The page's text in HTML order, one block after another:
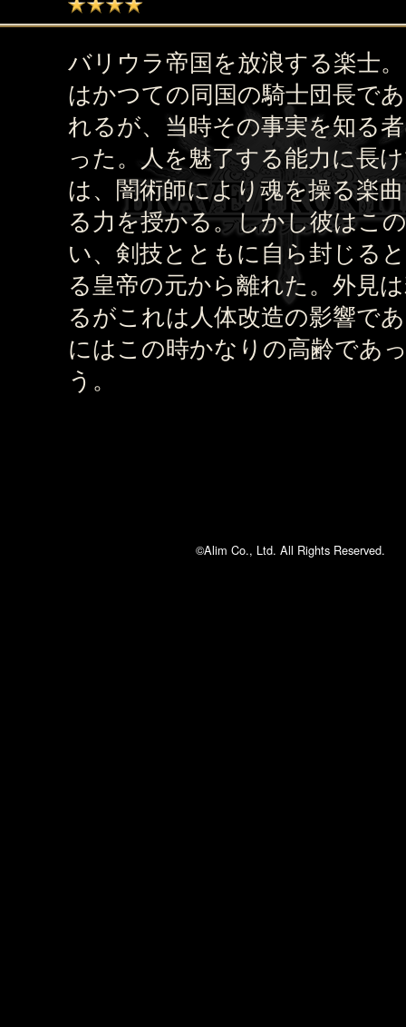
バリウラ帝国を放浪する楽士
はかつての同国の騎士団長で
れるが、当時その事実を知る
った。人を魅了する能力に長
は、闇術師により魂を操る楽
る力を授かる。しかし彼はこ
い、剣技とともに自ら封じる
る皇帝の元から離れた。外見
るがこれは人体改造の影響で
にはこの時かなりの高齢であ
う。
©Alim Co., Ltd. All Rights Reserved.